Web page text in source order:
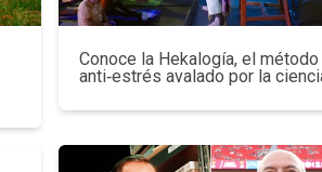
Conoce la Hekalogía, el método
anti‑estrés avalado por la